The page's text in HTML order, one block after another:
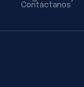
Contáctanos